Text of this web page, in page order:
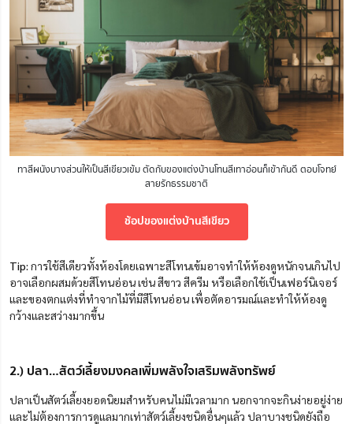
ทาสีผนังบางส่วนให้เป็นสีเขียวเข้ม ตัดกับของแต่งบ้านโทนสีเทาอ่อนก็เข้ากันดี ตอบโจทย์
สายรักธรรมชาติ
ช้อปของแต่งบ้านสีเขียว
Tip: การใช้สีเดียวทั้งห้องโดยเฉพาะสีโทนเข้มอาจทำให้ห้องดูหนักจนเกินไป
อาจเลือกผสมด้วยสีโทนอ่อน เช่น สีขาว สีครีม หรือเลือกใช้เป็นเฟอร์นิเจอร์
และของตกแต่งที่ทำจากไม้ที่มีสีโทนอ่อน เพื่อตัดอารมณ์และทำให้ห้องดู
กว้างและสว่างมากขึ้น
2.) ปลา…สัตว์เลี้ยงมงคลเพิ่มพลังใจเสริมพลังทรัพย์
ปลาเป็นสัตว์เลี้ยงยอดนิยมสำหรับคนไม่มีเวลามาก นอกจากจะกินง่ายอยู่ง่าย
และไม่ต้องการการดูแลมากเท่าสัตว์เลี้ยงชนิดอื่นๆแล้ว ปลาบางชนิดยังถือ